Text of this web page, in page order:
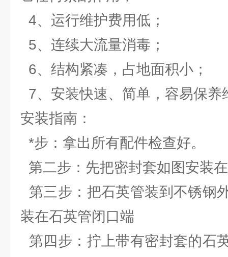
4、运行维护费用低；
5、连续大流量消毒；
6、结构紧凑，占地面积小；
7、安装快速、简单，容易保养
安装指南：
*步：拿出所有配件检查好。
第二步：先把密封套如图安装
第三步：把石英管装到不锈钢
装在石英管闭口端
第四步：拧上带有密封套的石